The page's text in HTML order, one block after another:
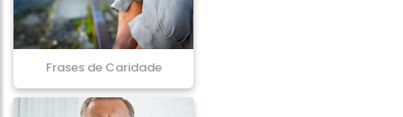
Frases de Caridade